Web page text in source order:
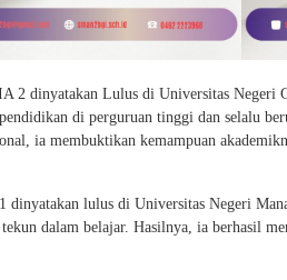
2 dinyatakan Lulus di Universitas Negeri
di perguruan tinggi dan selalu
ia membuktikan kemampuan
lulus di Universitas Negeri
dalam belajar. Hasilnya, ia berhasil